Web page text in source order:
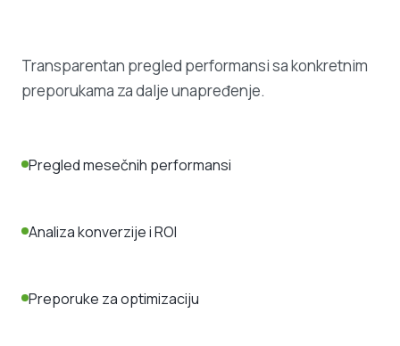
Transparentan pregled performansi sa konkretnim
preporukama za dalje unapređenje.
Pregled mesečnih performansi
Analiza konverzije i ROI
Preporuke za optimizaciju